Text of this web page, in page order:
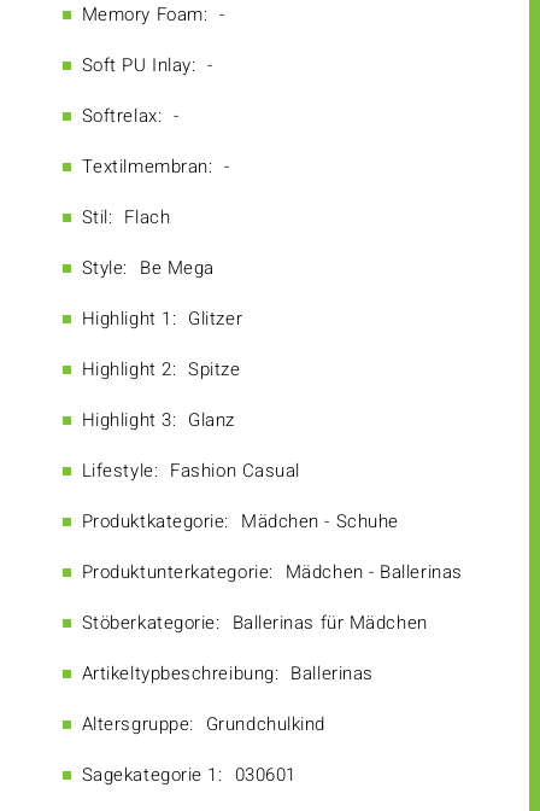
Memory Foam: -
Soft PU Inlay: -
Softrelax: -
Textilmembran: -
Stil: Flach
Style: Be Mega
Highlight 1: Glitzer
Highlight 2: Spitze
Highlight 3: Glanz
Lifestyle: Fashion Casual
Produktkategorie: Mädchen - Schuhe
Produktunterkategorie: Mädchen - Ballerinas
Stöberkategorie: Ballerinas für Mädchen
Artikeltypbeschreibung: Ballerinas
Altersgruppe: Grundchulkind
Sagekategorie 1: 030601